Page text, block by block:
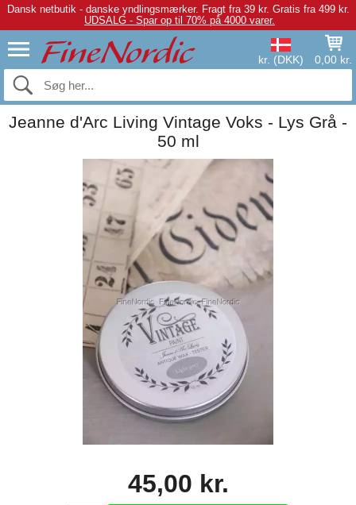
Dansk netbutik - danske yndlingsmærker. Fragt fra 39 kr. Gratis fra 499 kr.
UDSALG - Spar op til 70% på 4000 varer.
kr. (DKK) 0,00 kr.
Jeanne d'Arc Living Vintage Voks - Lys Grå -
50 ml
45,00 kr.